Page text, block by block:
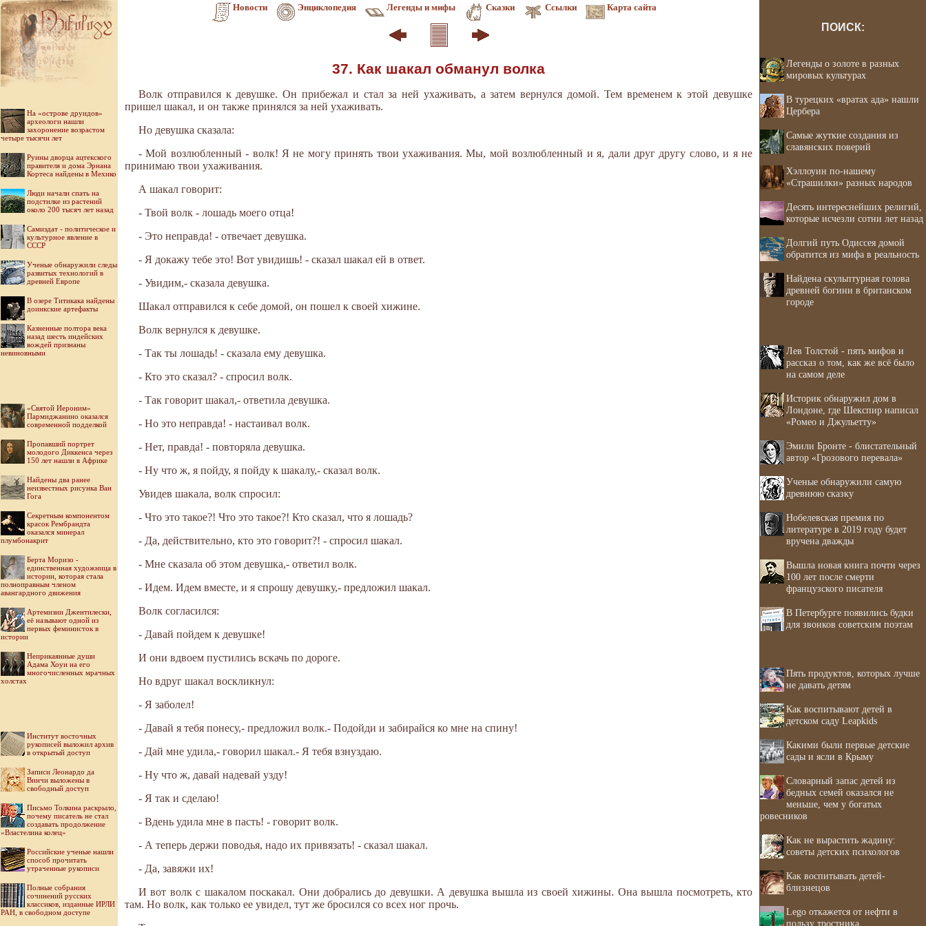
Новости Энциклопедия Легенды и мифы Сказки Ссылки Карта сайта
На «острове друидов»
археологи нашли
захоронение возрастом
четыре тысячи лет
Руины дворца ацтекского
правителя и дома Эрнана
Кортеса найдены в Мехико
Люди начали спать на
подстилке из растений
около 200 тысяч лет назад
Самиздат - политическое и
культурное явление в
СССР
Ученые обнаружили следы
развитых технологий в
древней Европе
В озере Титикака найдены
доинкские артефакты
Казненные полтора века
назад шесть индейских
вождей признаны
невиновными
«Святой Иероним»
Пармиджанино оказался
современной подделкой
Пропавший портрет
молодого Диккенса через
150 лет нашли в Африке
Найдены два ранее
неизвестных рисунка Ван
Гога
Секретным компонентом
красок Рембрандта
оказался минерал
плумбонакрит
Берта Моризо -
единственная художница в
истории, которая стала
полноправным членом
авангардного движения
Артемизии Джентилески,
её называют одной из
первых феминисток в
истории
Неприкаянные души
Адама Хоуи на его
многочисленных мрачных
холстах
Институт восточных
рукописей выложил архив
в открытый доступ
Записи Леонардо да
Винчи выложены в
свободный доступ
Письмо Толкина раскрыло,
почему писатель не стал
создавать продолжение
«Властелина колец»
Российские ученые нашли
способ прочитать
утраченные рукописи
Полные собрания
сочинений русских
классиков, изданные ИРЛИ
РАН, в свободном доступе
37. Как шакал обманул волка
Волк отправился к девушке. Он прибежал и стал за ней ухаживать, а затем вернулся домой. Тем временем к этой девушке
пришел шакал, и он также принялся за ней ухаживать.
Но девушка сказала:
- Мой возлюбленный - волк! Я не могу принять твои ухаживания. Мы, мой возлюбленный и я, дали друг другу слово, и я не
принимаю твои ухаживания.
А шакал говорит:
- Твой волк - лошадь моего отца!
- Это неправда! - отвечает девушка.
- Я докажу тебе это! Вот увидишь! - сказал шакал ей в ответ.
- Увидим,- сказала девушка.
Шакал отправился к себе домой, он пошел к своей хижине.
Волк вернулся к девушке.
- Так ты лошадь! - сказала ему девушка.
- Кто это сказал? - спросил волк.
- Так говорит шакал,- ответила девушка.
- Но это неправда! - настаивал волк.
- Нет, правда! - повторяла девушка.
- Ну что ж, я пойду, я пойду к шакалу,- сказал волк.
Увидев шакала, волк спросил:
- Что это такое?! Что это такое?! Кто сказал, что я лошадь?
- Да, действительно, кто это говорит?! - спросил шакал.
- Мне сказала об этом девушка,- ответил волк.
- Идем. Идем вместе, и я спрошу девушку,- предложил шакал.
Волк согласился:
- Давай пойдем к девушке!
И они вдвоем пустились вскачь по дороге.
Но вдруг шакал воскликнул:
- Я заболел!
- Давай я тебя понесу,- предложил волк.- Подойди и забирайся ко мне на спину!
- Дай мне удила,- говорил шакал.- Я тебя взнуздаю.
- Ну что ж, давай надевай узду!
- Я так и сделаю!
- Вдень удила мне в пасть! - говорит волк.
- А теперь держи поводья, надо их привязать! - сказал шакал.
- Да, завяжи их!
И вот волк с шакалом поскакал. Они добрались до девушки. А девушка вышла из своей хижины. Она вышла посмотреть, кто
там. Но волк, как только ее увидел, тут же бросился со всех ног прочь.
ПОИСК:
Легенды о золоте в разных
мировых культурах
В турецких «вратах ада» нашли
Цербера
Самые жуткие создания из
славянских поверий
Хэллоуин по-нашему
«Страшилки» разных народов
Десять интереснейших религий,
которые исчезли сотни лет назад
Долгий путь Одиссея домой
обратится из мифа в реальность
Найдена скульптурная голова
древней богини в британском
городе
Лев Толстой - пять мифов и
рассказ о том, как же всё было
на самом деле
Историк обнаружил дом в
Лондоне, где Шекспир написал
«Ромео и Джульетту»
Эмили Бронте - блистательный
автор «Грозового перевала»
Ученые обнаружили самую
древнюю сказку
Нобелевская премия по
литературе в 2019 году будет
вручена дважды
Вышла новая книга почти через
100 лет после смерти
французского писателя
В Петербурге появились будки
для звонков советским поэтам
Пять продуктов, которых лучше
не давать детям
Как воспитывают детей в
детском саду Leapkids
Какими были первые детские
сады и ясли в Крыму
Словарный запас детей из
бедных семей оказался не
меньше, чем у богатых
ровесников
Как не вырастить жадину:
советы детских психологов
Как воспитывать детей-
близнецов
Lego откажется от нефти в
пользу тростника